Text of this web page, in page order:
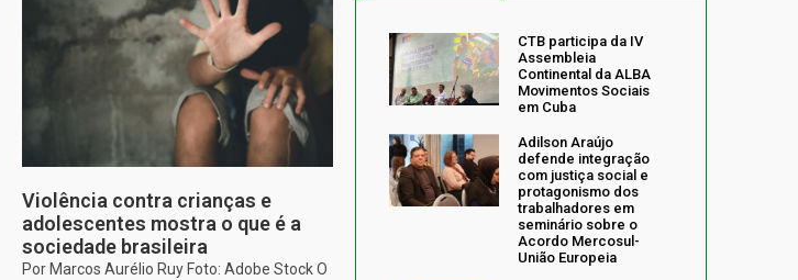
Violência contra crianças e
adolescentes mostra o que é a
sociedade brasileira
Por Marcos Aurélio Ruy Foto: Adobe Stock O
CTB participa da IV
Assembleia
Continental da ALBA
Movimentos Sociais
em Cuba
Adilson Araújo
defende integração
com justiça social e
protagonismo dos
trabalhadores em
seminário sobre o
Acordo Mercosul-
União Europeia